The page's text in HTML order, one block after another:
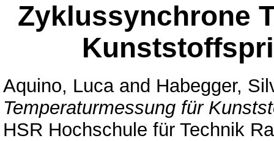
Zyklussynchrone
Aquino, Lucaand Habegger,
Temperaturmessung für
HSR Hochschule für Technik